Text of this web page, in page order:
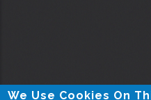
We Use Cookies On